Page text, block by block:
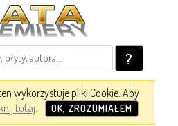
?
wykorzystuje pliki Cookie. Aby
tutaj. OK, ZROZUMIAŁEM